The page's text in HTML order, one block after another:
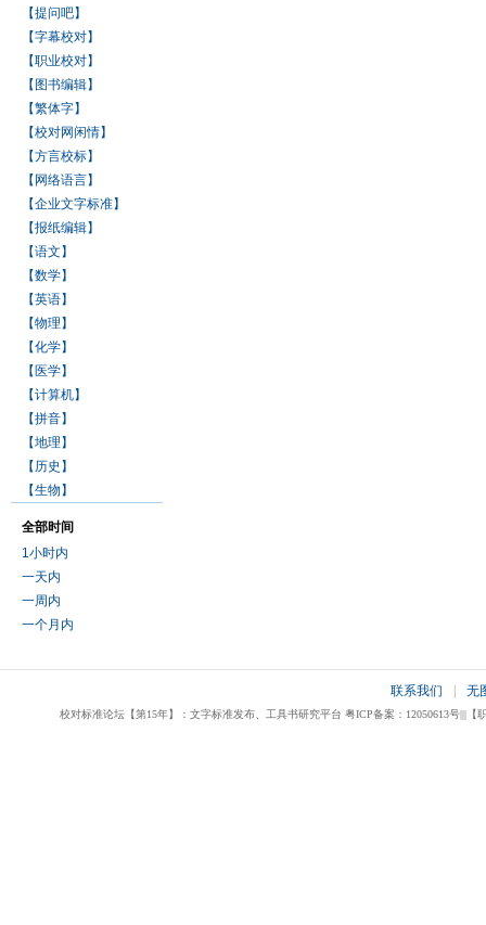
【提问吧】
【字幕校对】
【职业校对】
【图书编辑】
【繁体字】
【校对网闲情】
【方言校标】
【网络语言】
【企业文字标准】
【报纸编辑】
【语文】
【数学】
【英语】
【物理】
【化学】
【医学】
【计算机】
【拼音】
【地理】
【历史】
【生物】
全部时间
1小时内
一天内
一周内
一个月内
联系我们 无
校对标准论坛【第15年】：文字标准发布、工具书研究平台 粤ICP备案：12050613号|||【